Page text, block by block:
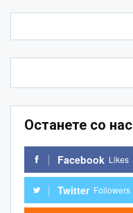
Останете со нас
Facebook Likes
Twitter Followers